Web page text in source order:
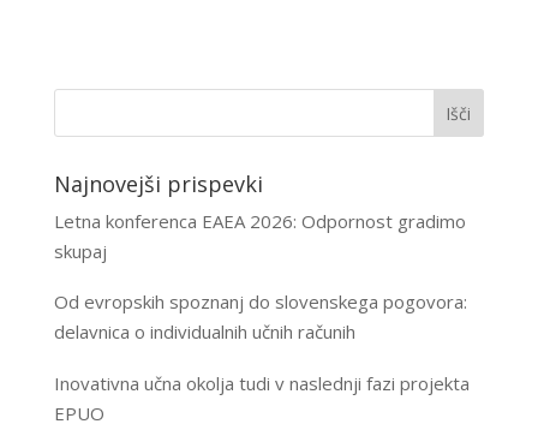
Najnovejši prispevki
Letna konferenca EAEA 2026: Odpornost gradimo
skupaj
Od evropskih spoznanj do slovenskega pogovora:
delavnica o individualnih učnih računih
Inovativna učna okolja tudi v naslednji fazi projekta
EPUO